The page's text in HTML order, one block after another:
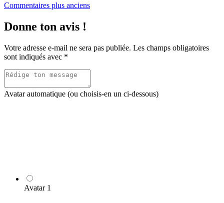
Navigation
dans
les
commentaires
Commentaires plus anciens
Donne ton avis !
Votre adresse e-mail ne sera pas publiée. Les champs obligatoires
sont indiqués avec *
Avatar automatique (ou choisis-en un ci-dessous)
Avatar 1